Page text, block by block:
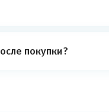
покупки?